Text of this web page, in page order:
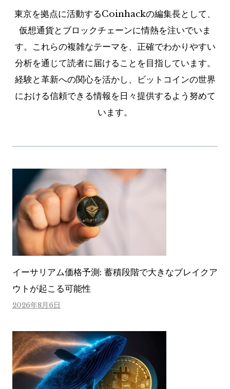
東京を拠点に活動するCoinhackの編集長として、
仮想通貨とブロックチェーンに情熱を注いでいま
す。これらの複雑なテーマを、正確でわかりやすい
分析を通じて読者に届けることを目指しています。
経験と革新への関心を活かし、ビットコインの世界
における信頼できる情報を日々提供するよう努めて
います。
イーサリアム価格予測: 蓄積段階で大きなブレイクア
ウトが起こる可能性
2026年8月6日